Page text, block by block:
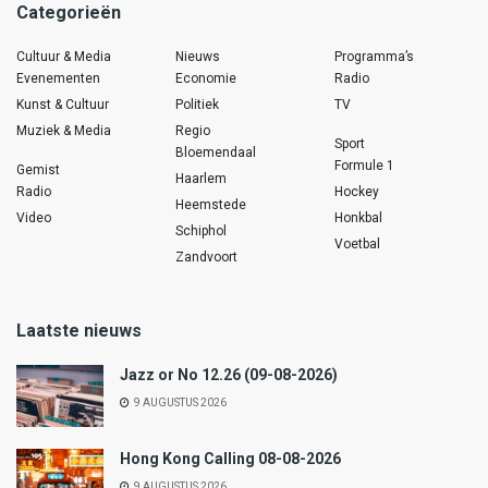
Categorieën
Cultuur & Media
Evenementen
Kunst & Cultuur
Muziek & Media
Gemist
Radio
Video
Nieuws
Economie
Politiek
Regio
Bloemendaal
Haarlem
Heemstede
Schiphol
Zandvoort
Programma’s
Radio
TV
Sport
Formule 1
Hockey
Honkbal
Voetbal
Laatste nieuws
Jazz or No 12.26 (09-08-2026)
9 AUGUSTUS 2026
Hong Kong Calling 08-08-2026